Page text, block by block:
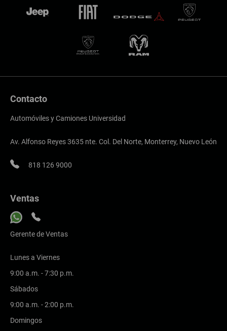
Contacto
Automóviles y Camiones Universidad
Av. Alfonso Reyes 3635 nte. Col. Del Norte, Monterrey, Nuevo León
818 126 9000
Ventas
Gerente de Ventas
Lunes a Viernes
9:00 a.m. - 7:30 p.m.
Sábados
9:00 a.m. - 2:00 p.m.
Domingos